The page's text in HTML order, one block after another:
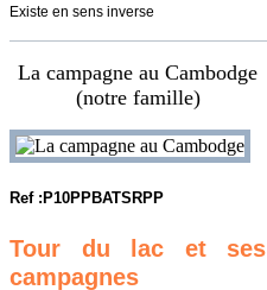
Existe en sens inverse
La campagne au Cambodge
(notre famille)
Ref :P10PPBATSRPP
Tour du lac et ses
campagnes